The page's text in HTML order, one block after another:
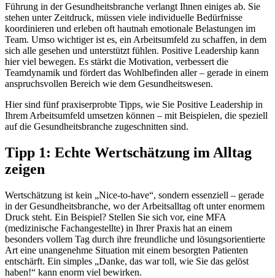
Führung in der Gesundheitsbranche verlangt Ihnen einiges ab. Sie
stehen unter Zeitdruck, müssen viele individuelle Bedürfnisse
koordinieren und erleben oft hautnah emotionale Belastungen im
Team. Umso wichtiger ist es, ein Arbeitsumfeld zu schaffen, in dem
sich alle gesehen und unterstützt fühlen. Positive Leadership kann
hier viel bewegen. Es stärkt die Motivation, verbessert die
Teamdynamik und fördert das Wohlbefinden aller – gerade in einem
anspruchsvollen Bereich wie dem Gesundheitswesen.
Hier sind fünf praxiserprobte Tipps, wie Sie Positive Leadership in
Ihrem Arbeitsumfeld umsetzen können – mit Beispielen, die speziell
auf die Gesundheitsbranche zugeschnitten sind.
Tipp 1: Echte Wertschätzung im Alltag
zeigen
Wertschätzung ist kein „Nice-to-have“, sondern essenziell – gerade
in der Gesundheitsbranche, wo der Arbeitsalltag oft unter enormem
Druck steht. Ein Beispiel? Stellen Sie sich vor, eine MFA
(medizinische Fachangestellte) in Ihrer Praxis hat an einem
besonders vollem Tag durch ihre freundliche und lösungsorientierte
Art eine unangenehme Situation mit einem besorgten Patienten
entschärft. Ein simples „Danke, das war toll, wie Sie das gelöst
haben!“ kann enorm viel bewirken.